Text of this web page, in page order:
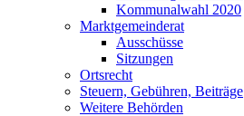
Kommunalwahl 2020
Marktgemeinderat
Ausschüsse
Sitzungen
Ortsrecht
Steuern, Gebühren, Beiträge
Weitere Behörden